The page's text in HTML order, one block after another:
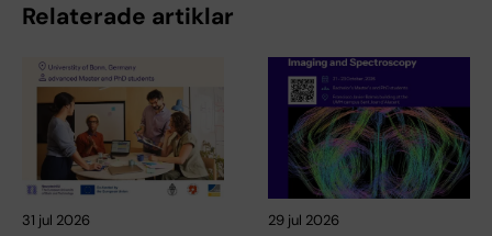
Relaterade artiklar
31 jul 2026 29 jul 2026